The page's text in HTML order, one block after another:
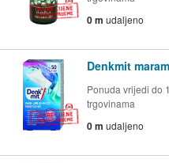
0 m udaljeno
Denkmit
Ponuda vrijedi do
trgovinama
0 m udaljeno